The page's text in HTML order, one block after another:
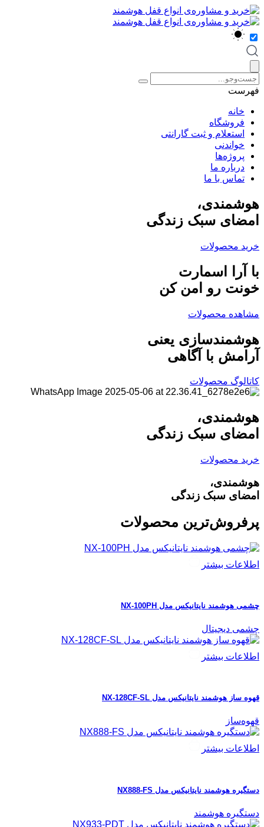
فهرست
خانه
فروشگاه
استعلام و ثبت گارانتی
خواندنی
پروژه‌ها
درباره ما
تماس با ما
هوشمندی،
امضای سبک زندگی
خرید محصولات
با آرا اسمارت
خونت رو امن کن
مشاهده محصولات
هوشمندسازی یعنی
آرامش با آگاهی
کاتالوگ محصولات
هوشمندی،
امضای سبک زندگی
خرید محصولات
هوشمندی،
امضای سبک زندگی
پرفروش‌ترین محصولات
اطلاعات بیشتر
چشمی هوشمند نایتانیکس مدل NX-100PH
چشمی دیجیتال
اطلاعات بیشتر
قهوه ساز هوشمند نایتانیکس مدل NX-128CF-SL
قهوه‌ساز
اطلاعات بیشتر
دستگیره هوشمند نایتانیکس مدل NX888-FS
دستگیره هوشمند